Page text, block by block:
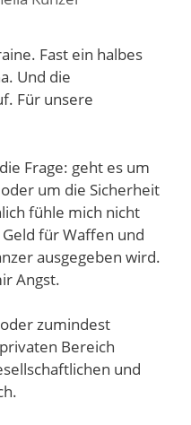
Fast ein halbes
Und die
Für unsere
Frage: geht es um
um die Sicherheit
fühle mich nicht
für Waffen und
ausgegeben wird.
Angst.
zumindest
Bereich
und